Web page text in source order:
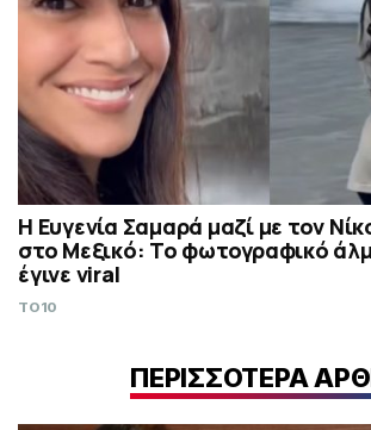
Η Ευγενία Σαμαρά μαζί με τον
στο Μεξικό: Το φωτογραφικό
έγινε viral
TO10
ΠΕΡΙΣΣΟΤΕΡΑ